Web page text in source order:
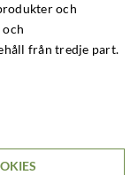
och
från tredje part.